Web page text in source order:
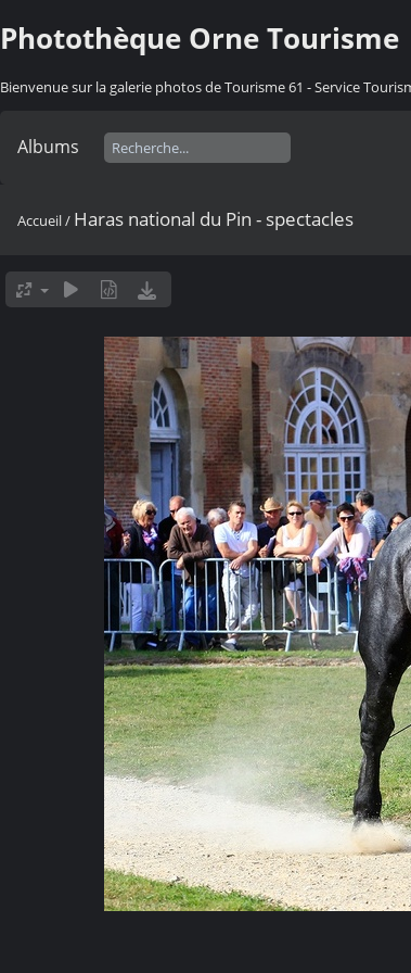
Photothèque Orne Tourisme
Bienvenue sur la galerie photos de Tourisme 61 - Service
Albums
Accueil/ Haras national du Pin - spectacles